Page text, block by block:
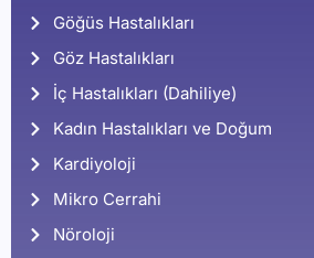
Göğüs Hastalıkları
Göz Hastalıkları
İç Hastalıkları (Dahiliye)
Kadın Hastalıkları ve Doğum
Kardiyoloji
Mikro Cerrahi
Nöroloji